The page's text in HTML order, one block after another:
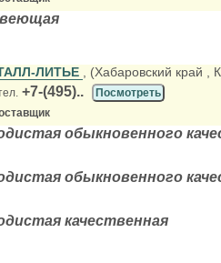
ЛИТЬЕ , (Хабаровский край ,
+7-(495)..
Посмотреть
обыкновенного
обыкновенного
качественная